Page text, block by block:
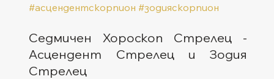
#асцендентскорпион #зодияскорпион
Седмичен Хороскоп Стрелец -
Асцендент Стрелец и Зодия
Стрелец